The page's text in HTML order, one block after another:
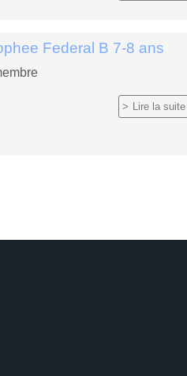
Federal B 7-8 ans
Lire la suite